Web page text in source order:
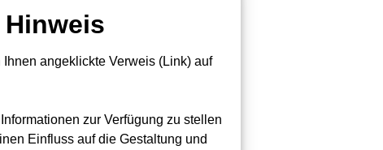
angeklickte Verweis (Link) auf
zur Verfügung zu stellen
Einfluss auf die Gestaltung und